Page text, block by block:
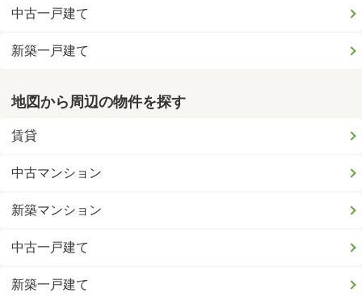
中古一戸建て
新築一戸建て
地図から周辺の物件を探す
賃貸
中古マンション
新築マンション
中古一戸建て
新築一戸建て